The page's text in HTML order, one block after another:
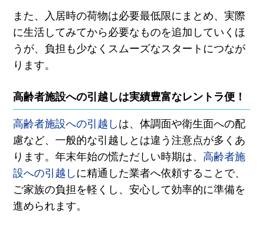
また、入居時の荷物は必要最低限にまとめ、実際
に生活してみてから必要なものを追加していくほ
うが、負担も少なくスムーズなスタートにつなが
ります。
高齢者施設への引越しは実績豊富なレントラ便！
高齢者施設への引越し は、体調面や衛生面への配
慮など、一般的な引越しとは違う注意点が多くあ
ります。年末年始の慌ただしい時期は、 高齢者施
設への引越し に精通した業者へ依頼することで、
ご家族の負担を軽くし、安心して効率的に準備を
進められます。